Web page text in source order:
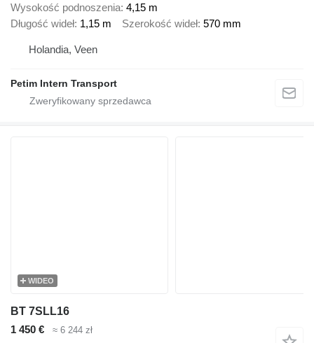
Wysokość podnoszenia 4,15 m
Długość wideł 1,15 m Szerokość wideł 570 mm
Holandia, Veen
Petim Intern Transport
WIDEO
BT 7SLL16
1 450 €
≈ 6 244 zł